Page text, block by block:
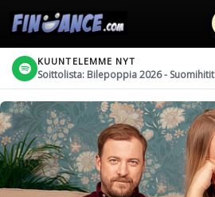
KUUNTELEMME NYT
Soittolista: Bilepoppia 2026 - Suomihitit